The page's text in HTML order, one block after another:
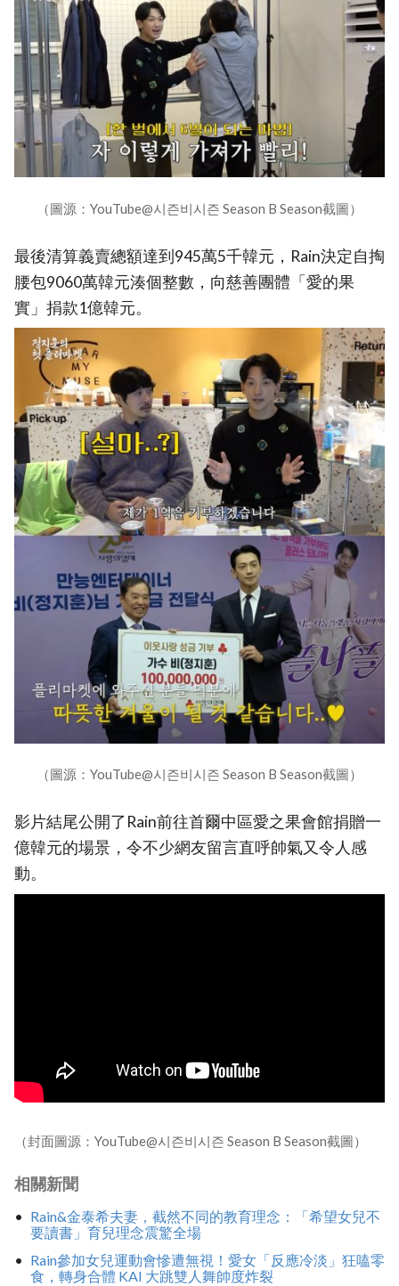
（圖源：YouTube@시즌비시즌 Season B Season截圖）
最後清算義賣總額達到945萬5千韓元，Rain決定自掏
腰包9060萬韓元湊個整數，向慈善團體「愛的果
實」捐款1億韓元。
（圖源：YouTube@시즌비시즌 Season B Season截圖）
影片結尾公開了Rain前往首爾中區愛之果會館捐贈一
億韓元的場景，令不少網友留言直呼帥氣又令人感
動。
（封面圖源：YouTube@시즌비시즌 Season B Season截圖）
相關新聞
Rain&金泰希夫妻，截然不同的教育理念：「希望女兒不
要讀書」育兒理念震驚全場
Rain參加女兒運動會慘遭無視！愛女「反應冷淡」狂嗑零
食，轉身合體 KAI 大跳雙人舞帥度炸裂